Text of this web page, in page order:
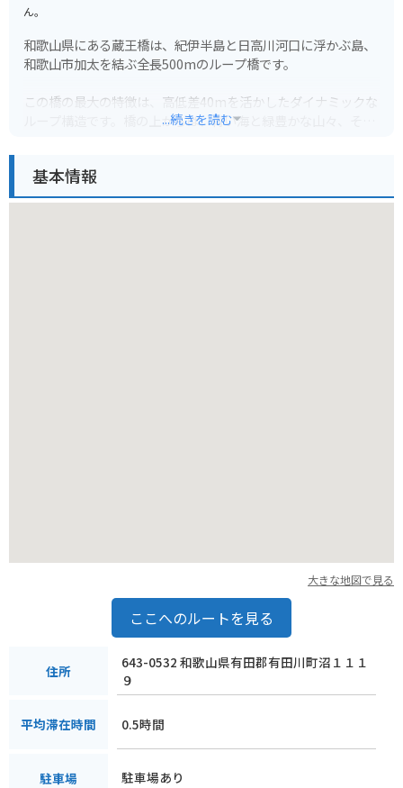
ん。
和歌山県にある蔵王橋は、紀伊半島と日高川河口に浮かぶ島、
和歌山市加太を結ぶ全長500mのループ橋です。
この橋の最大の特徴は、高低差40mを活かしたダイナミックな
ループ構造です。橋の上からは、青い海と緑豊かな山々、そし
がります。
...続きを読む
基本情報
大きな地図で見る
ここへのルートを見る
住所
643-0532 和歌山県有田郡有田川町沼１１１
９
平均滞在時間 0.5時間
駐車場 駐車場あり